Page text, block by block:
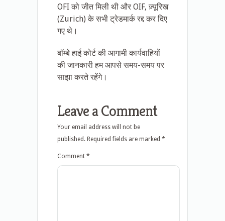
OFI को जीत मिली थी और OIF, ज़्यूरिख
(Zurich) के सभी ट्रेडमार्क रद्द कर दिए
गए थे।
बॉम्बे हाई कोर्ट की आगामी कार्यवाहियों
की जानकारी हम आपसे समय-समय पर
साझा करते रहेंगे।
Leave a Comment
Your email address will not be
published. Required fields are marked *
Comment *